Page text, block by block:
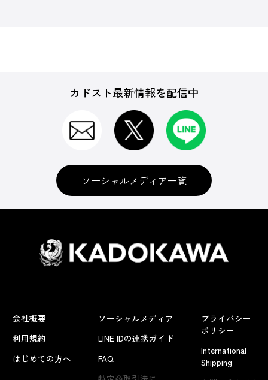
よくあるお問い合わせ
カドスト最新情報を配信中
ソーシャルメディア一覧
会社概要
利用規約
はじめての方へ
ソーシャルメディア
LINE IDの連携ガイド
FAQ
プライバシー
ポリシー
International
Shipping